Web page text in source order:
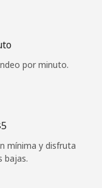
→
por minuto.
mínima y disfruta
bajas.